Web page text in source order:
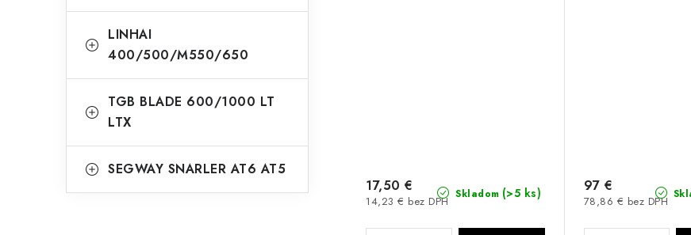
LINHAI
400/500/M550/650
TGB BLADE 600/1000 LT
LTX
SEGWAY SNARLER AT6 AT5
Skladom (>5 ks)
14,23 € bez DPH
17,50 €
78,86 € bez DPH
97 €